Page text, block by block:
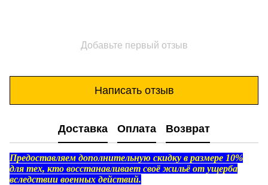
Добавьте первый отзыв
Написать отзыв
Доставка Оплата Возврат
Предоставляем дополнительную скидку в размере 10%
для тех, кто восстанавливает своё жильё от ущерба
вследствии военных действий.